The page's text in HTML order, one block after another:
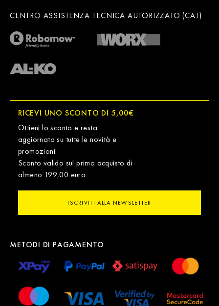
CENTRO ASSISTENZA TECNICA AUTORIZZATO (CAT)
RICEVI UNO SCONTO DI 5,00€
Ottieni lo sconto e resta
aggiornato su tutte le novità e
promozioni.
Sconto valido sul primo acquisto di
almeno 199,00 euro
ISCRIVITI ALLA NEWSLETTER
METODI DI PAGAMENTO